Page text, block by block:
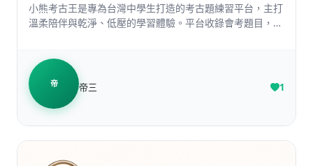
小熊考古王是專為台灣中學生打造的考古題練習平台，主打
溫柔陪伴與乾淨、低壓的學習體驗。平台收錄會考題目，結
帝 帝三 1